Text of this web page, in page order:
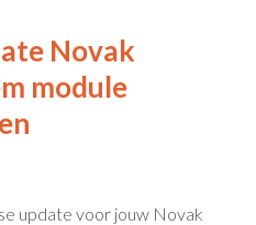
Novak
module
update voor jouw Novak